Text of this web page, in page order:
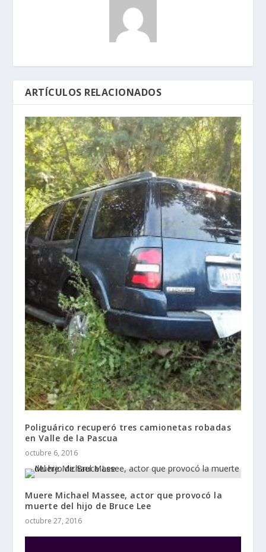
ARTÍCULOS RELACIONADOS
Poliguárico recuperó tres camionetas robadas
en Valle de la Pascua
octubre 6, 2016
Muere Michael Massee, actor que provocó la
muerte del hijo de Bruce Lee
octubre 27, 2016